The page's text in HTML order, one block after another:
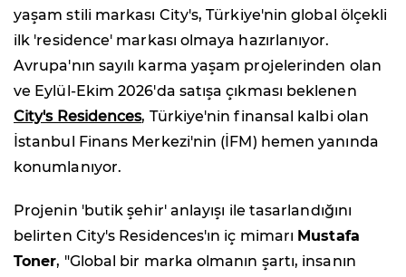
yaşam stili markası City's, Türkiye'nin global ölçekli
ilk 'residence' markası olmaya hazırlanıyor.
Avrupa'nın sayılı karma yaşam projelerinden olan
ve Eylül-Ekim 2026'da satışa çıkması beklenen
City's Residences, Türkiye'nin finansal kalbi olan
İstanbul Finans Merkezi'nin (İFM) hemen yanında
konumlanıyor.
Projenin 'butik şehir' anlayışı ile tasarlandığını
belirten City's Residences'ın iç mimarı Mustafa
Toner, "Global bir marka olmanın şartı, insanın